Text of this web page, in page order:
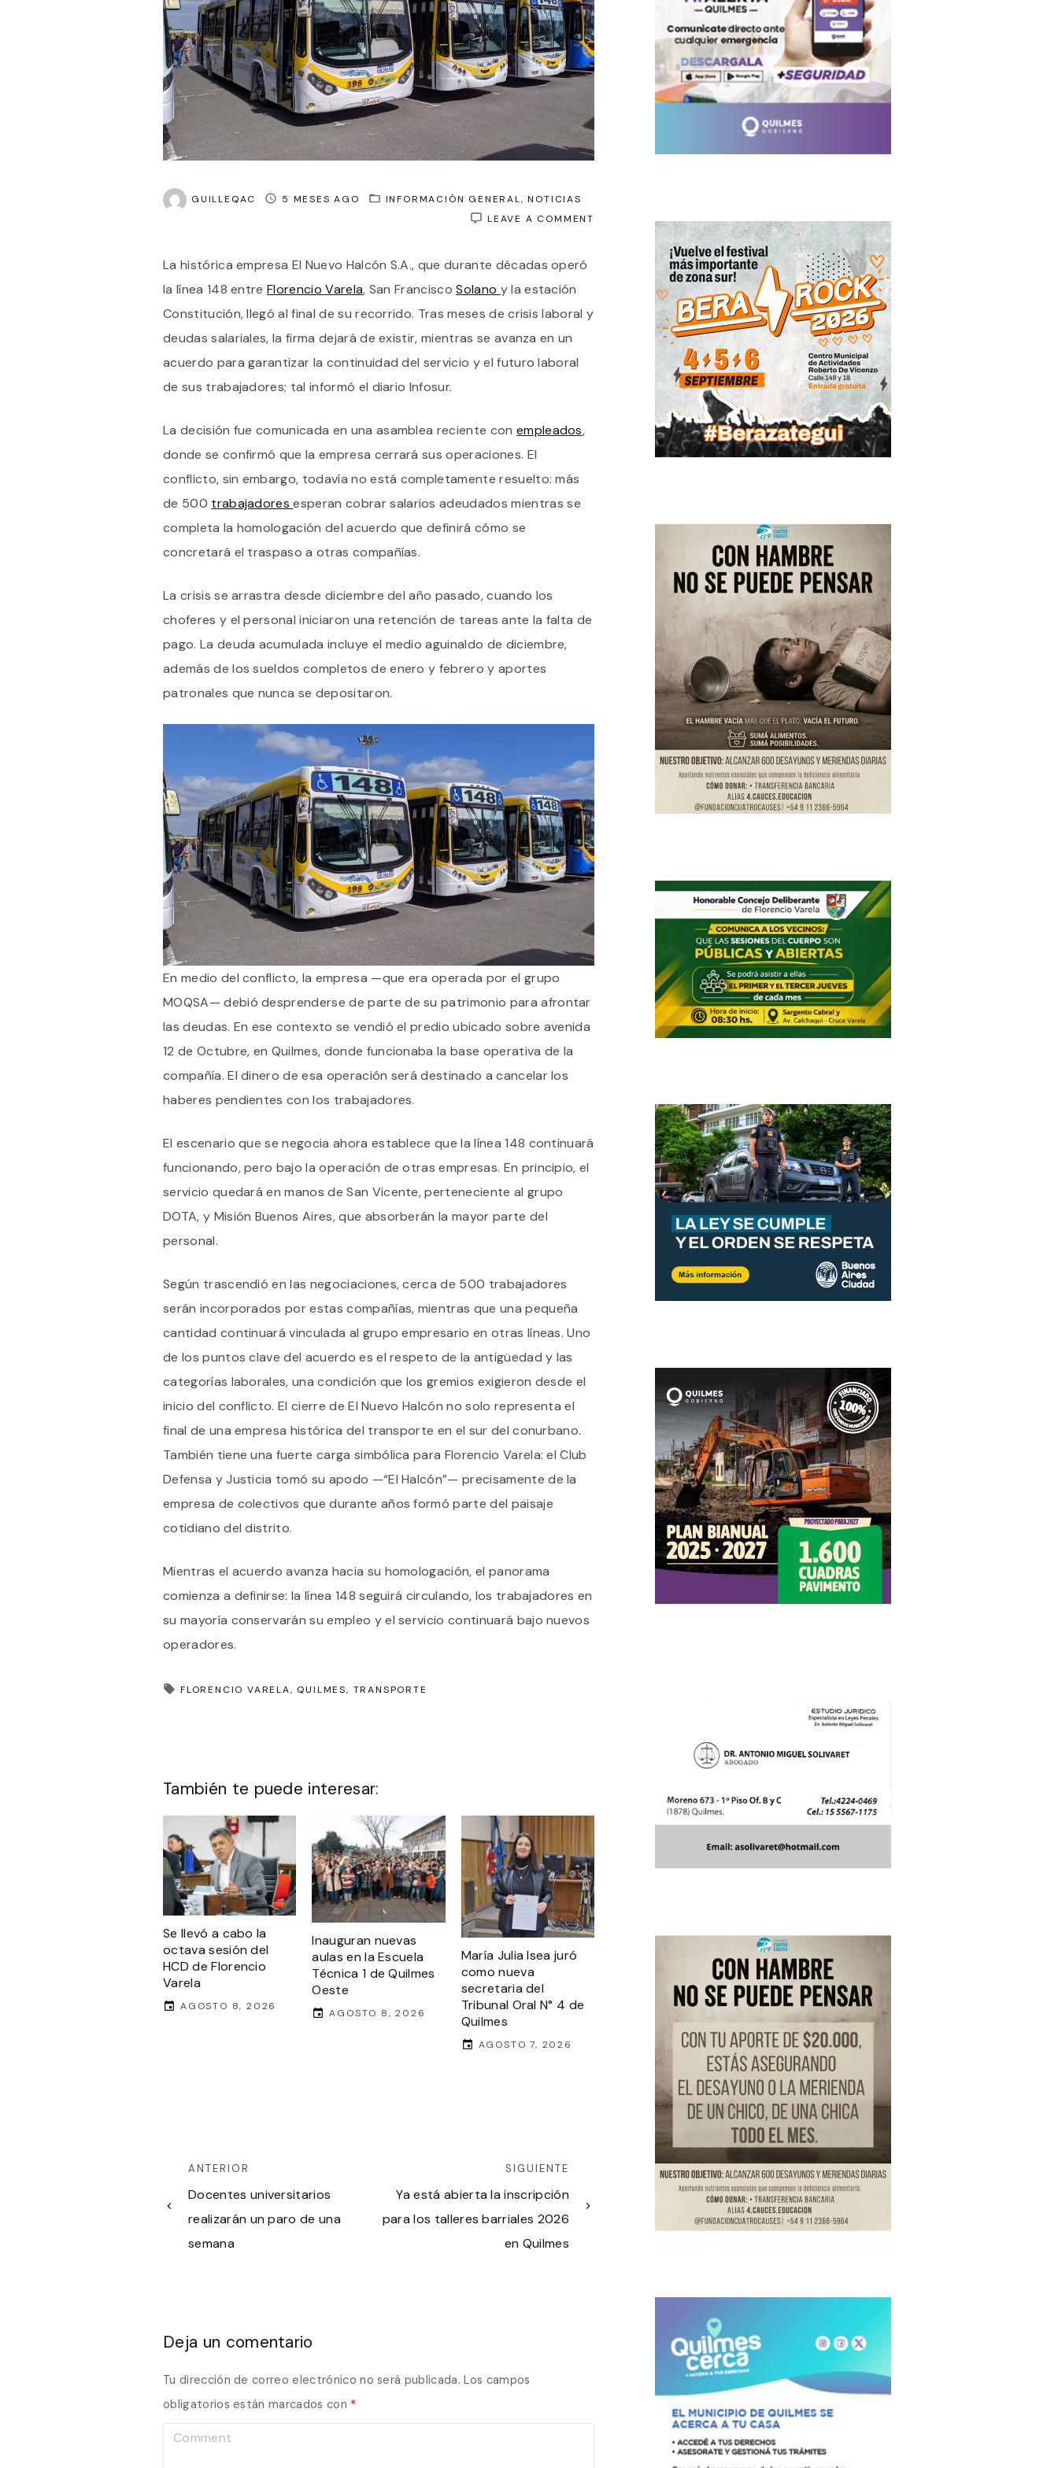
GUILLEQAC 5 MESES AGO INFORMACIÓN GENERAL
NOTICIAS
LEAVE A COMMENT
La histórica empresa El Nuevo Halcón S.A., que durante décadas operó
la línea 148 entreFlorencio Varela, San FranciscoSolano y la estación
Constitución, llegó al final de su recorrido. Tras meses de crisis laboral y
deudas salariales, la firma dejará de existir, mientras se avanza en un
acuerdo para garantizar la continuidad del servicio y el futuro laboral
de sus trabajadores; tal informó el diario Infosur.
La decisión fue comunicada en una asamblea reciente con empleados,
donde se confirmó que la empresa cerrará sus operaciones. El
conflicto, sin embargo, todavía no está completamente resuelto: más
de 500 trabajadoresesperan cobrar salarios adeudados mientras se
completa la homologación del acuerdo que definirá cómo se
concretará el traspaso a otras compañías.
La crisis se arrastra desde diciembre del año pasado, cuando los
choferes y el personal iniciaron una retención de tareas ante la falta de
pago. La deuda acumulada incluye el medio aguinaldo de diciembre,
además de los sueldos completos de enero y febrero y aportes
patronales que nunca se depositaron.
En medio del conflicto, la empresa —que era operada por el grupo
MOQSA— debió desprenderse de parte de su patrimonio para afrontar
las deudas. En ese contexto se vendió el predio ubicado sobre avenida
12 de Octubre, en Quilmes, donde funcionaba la base operativa de la
compañía. El dinero de esa operación será destinado a cancelar los
haberes pendientes con los trabajadores.
El escenario que se negocia ahora establece que la línea 148 continuará
funcionando, pero bajo la operación de otras empresas. En principio, el
servicio quedará en manos de San Vicente, perteneciente al grupo
DOTA, y Misión Buenos Aires, que absorberán la mayor parte del
personal.
Según trascendió en las negociaciones, cerca de 500 trabajadores
serán incorporados por estas compañías, mientras que una pequeña
cantidad continuará vinculada al grupo empresario en otras líneas. Uno
de los puntos clave del acuerdo es el respeto de la antigüedad y las
categorías laborales, una condición que los gremios exigieron desde el
inicio del conflicto. El cierre de El Nuevo Halcón no solo representa el
final de una empresa histórica del transporte en el sur del conurbano.
También tiene una fuerte carga simbólica para Florencio Varela: el Club
Defensa y Justicia tomó su apodo —“El Halcón”— precisamente de la
empresa de colectivos que durante años formó parte del paisaje
cotidiano del distrito.
Mientras el acuerdo avanza hacia su homologación, el panorama
comienza a definirse: la línea 148 seguirá circulando, los trabajadores en
su mayoría conservarán su empleo y el servicio continuará bajo nuevos
operadores.
FLORENCIO VARELA QUILMES TRANSPORTE
También te puede interesar:
Se llevó a cabo la
octava sesión del
HCD de Florencio
Varela
AGOSTO 8, 2026
Inauguran nuevas
aulas en la Escuela
Técnica 1 de Quilmes
Oeste
AGOSTO 8, 2026
María Julia Isea juró
como nueva
secretaria del
Tribunal Oral N° 4 de
Quilmes
AGOSTO 7, 2026
ANTERIOR
Docentes universitarios
realizarán un paro de una
semana
SIGUIENTE
Ya está abierta la inscripción
para los talleres barriales 2026
en Quilmes
Deja un comentario
Tu dirección de correo electrónico no será publicada. Los campos
obligatorios están marcados con *